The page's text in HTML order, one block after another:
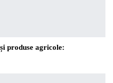
produse agricole: